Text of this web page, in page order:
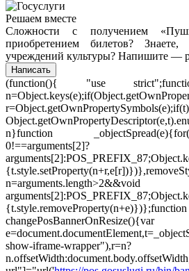
Решаем вместе
Сложности с получением
приобретением билетов?
учреждений культуры? Напишите —
Написать
(function(){ "use
n}function
0!==arguments[2]?
{t.style.removeProperty(n+e)})};function
changePosBannerOnResize(){var
show-iframe-wrapper"),r=n?